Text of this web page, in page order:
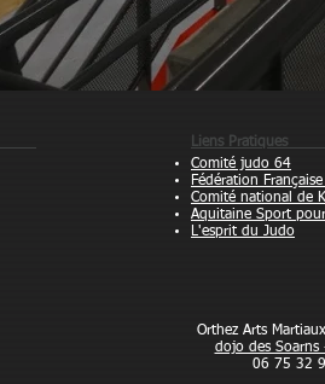
Liens
Comité judo 64
Fédération
Comité national de
Aquitaine Sport
L'esprit du Judo
Orthez Arts
dojo des Soarns
06 75